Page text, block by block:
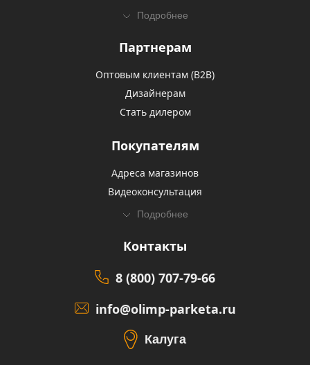
Подробнее
Партнерам
Оптовым клиентам (В2В)
Дизайнерам
Стать дилером
Покупателям
Адреса магазинов
Видеоконсультация
Подробнее
Контакты
8 (800) 707-79-66
info@olimp-parketa.ru
Калуга